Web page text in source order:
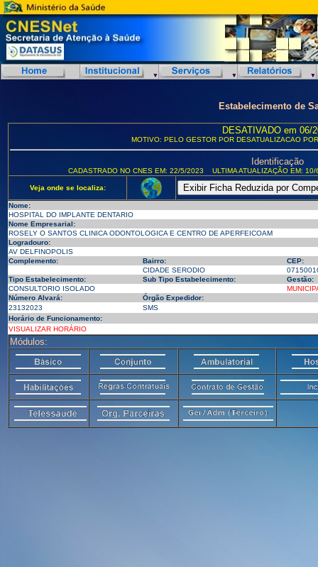
Estabelecimento de
DESATIVADO em 06/
MOTIVO: PELO GESTOR POR DESATUALIZACAO
Identificação
CADASTRADO NO CNES EM: 22/5/2023 ULTIMA ATUALIZAÇÃO EM:
Veja onde se localiza:
Nome:
HOSPITAL DO IMPLANTE DENTARIO
Nome Empresarial:
ROSELY O SANTOS CLINICA ODONTOLOGICA E CENTRO DE APERFEICOAM
Logradouro:
AV DELFINOPOLIS
Complemento:
Bairro:
CEP:
CIDADE SERODIO
Tipo Estabelecimento:
Sub Tipo Estabelecimento:
Gestão:
CONSULTORIO ISOLADO
Número Alvará:
Órgão Expedidor:
23132023
SMS
Horário de Funcionamento:
VISUALIZAR HORÁRIO
Módulos: